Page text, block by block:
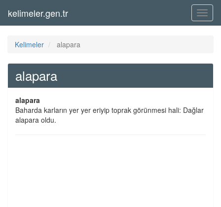
Menü
kelimeler.gen.tr
Kelimeler alapara
alapara
alapara
Baharda karların yer yer eriyip toprak görünmesi hali: Dağlar
alapara oldu.